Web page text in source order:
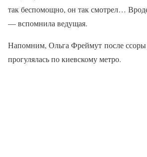
так беспомощно, он так смотрел…
— вспомнила ведущая.
Напомним, Ольга Фреймут после
прогулялась по киевскому метро.